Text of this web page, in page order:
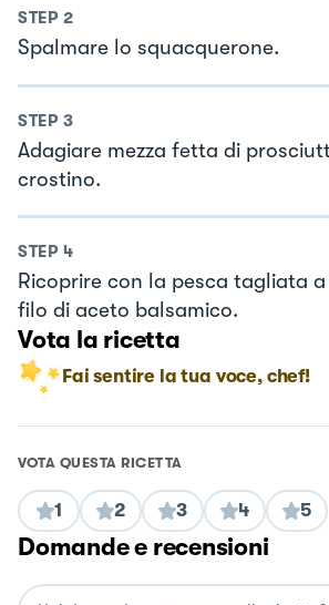
STEP 2
Spalmare lo squacquerone.
STEP 3
Adagiare mezza fetta di
crostino.
STEP 4
Ricoprire con la pesca tagliata
filo di aceto balsamico.
Vota la ricetta
Fai sentire la tua voce, chef!
VOTA QUESTA RICETTA
1 2 3 4 5
Domande e recensioni